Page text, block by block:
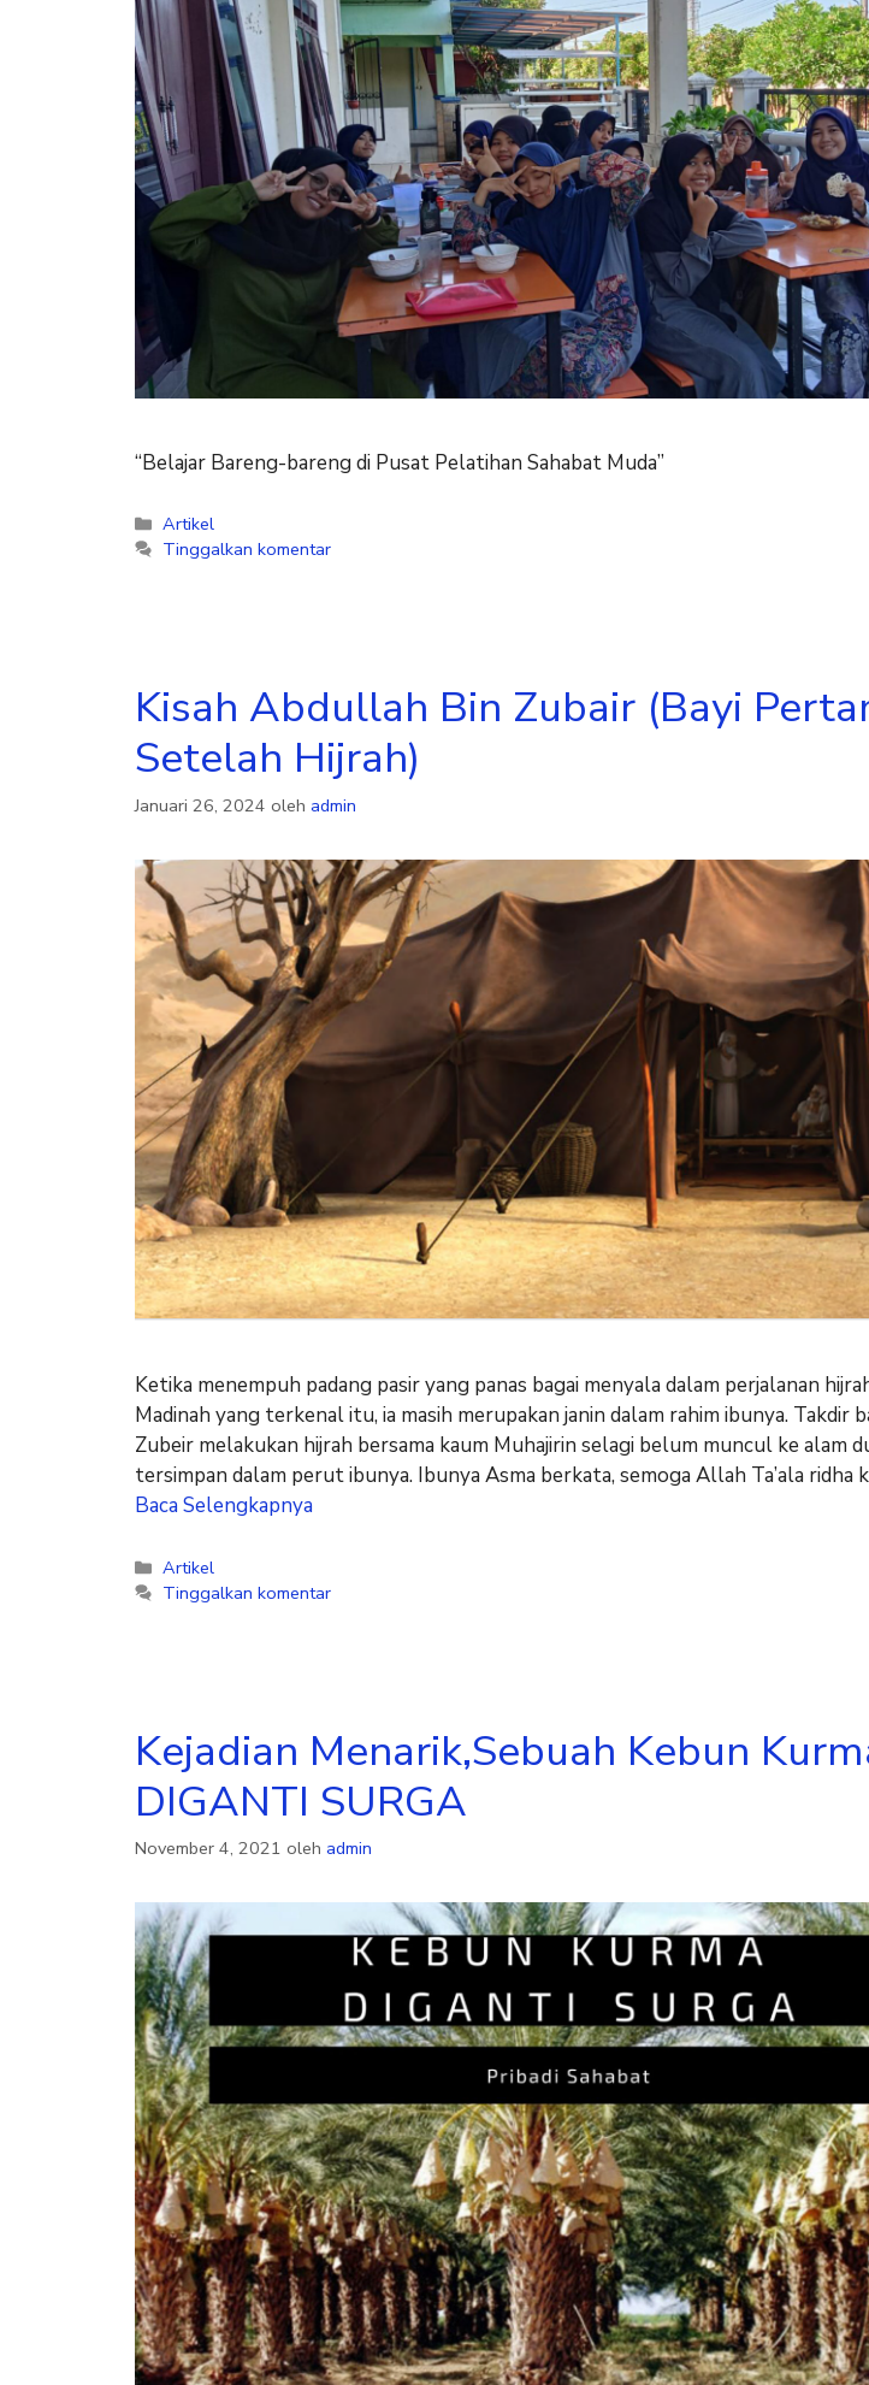
“Belajar Bareng-bareng di Pusat Pelatihan Sahabat Muda”
Artikel
Tinggalkan komentar
Kisah Abdullah Bin Zubair (Bayi
Setelah Hijrah)
Januari 26, 2024 oleh admin
Ketika menempuh padang pasir yang panas bagai menyala dalam perjalanan
Madinah yang terkenal itu, ia masih merupakan janin dalam rahim ibunya. Takdir
Zubeir melakukan hijrah bersama kaum Muhajirin selagi belum muncul ke alam
tersimpan dalam perut ibunya. Ibunya Asma berkata, semoga Allah Ta’ala ridha
Baca Selengkapnya
Artikel
Tinggalkan komentar
Kejadian Menarik,Sebuah Kebun
DIGANTI SURGA
November 4, 2021 oleh admin